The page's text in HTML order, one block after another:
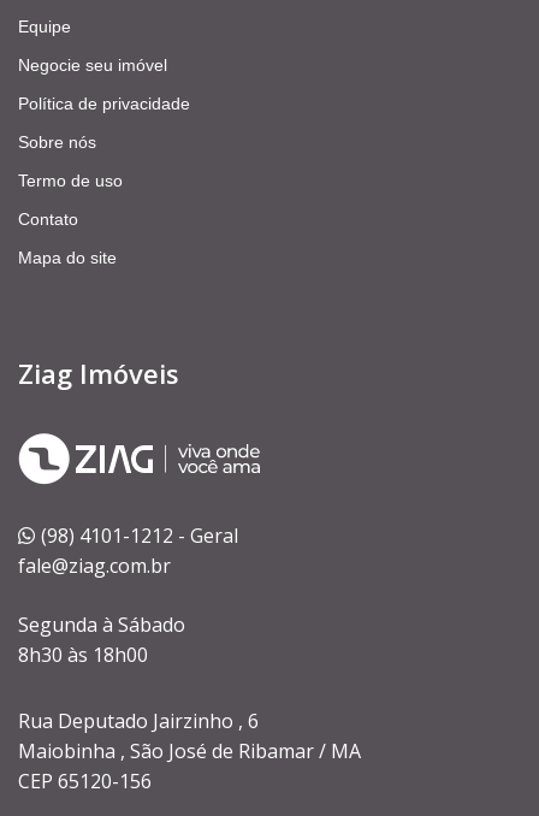
Equipe
Negocie seu imóvel
Política de privacidade
Sobre nós
Termo de uso
Contato
Mapa do site
Ziag Imóveis
(98) 4101-1212 - Geral
fale@ziag.com.br
Segunda à Sábado
8h30 às 18h00
Rua Deputado Jairzinho , 6
Maiobinha , São José de Ribamar / MA
CEP 65120-156